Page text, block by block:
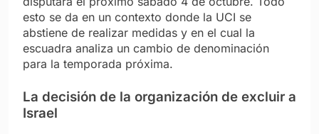
esto se da en un contexto donde la UCI se
abstiene de realizar medidas y en el cual la
escuadra analiza un cambio de denominación
para la temporada próxima.
La decisión de la organización de excluir a
Israel